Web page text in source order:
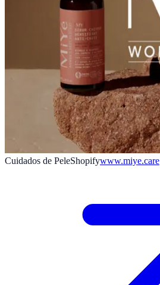
Cuidados de PeleShopifywww.miye.care